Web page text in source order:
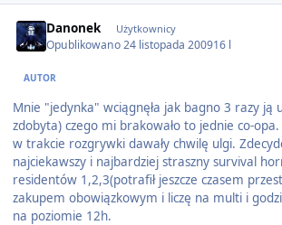
Danonek Użytkownicy
Opublikowano24 listopada 200916 l
AUTOR
Mnie "jedynka" wciągnęła jak bagno 3 razy ją
zdobyta) czego mi brakowało to jednie co-
w trakcie rozgrywki dawały chwilę ulgi.
najciekawszy i najbardziej straszny survival
residentów 1,2,3(potrafił jeszcze czasem
zakupem obowiązkowym i liczę na multi i
na poziomie 12h.